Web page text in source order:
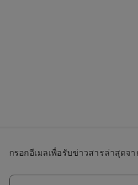
กรอกอีเมลเพื่อรับข่าวสารล่าสุดจา